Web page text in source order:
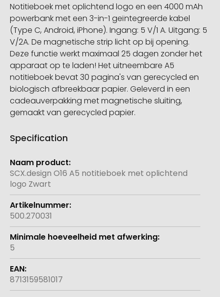
Notitieboek met oplichtend logo en een 4000 mAh
powerbank met een 3-in-1 geïntegreerde kabel
(Type C, Android, iPhone). Ingang: 5 V/1 A. Uitgang: 5
V/2A. De magnetische strip licht op bij opening.
Deze functie werkt maximaal 25 dagen zonder het
apparaat op te laden! Het uitneembare A5
notitieboek bevat 30 pagina's van gerecycled en
biologisch afbreekbaar papier. Geleverd in een
cadeauverpakking met magnetische sluiting,
gemaakt van gerecycled papier.
Specification
Meer
informatie
SCX.design O16 A5 notitieboek met oplichtend
logo Zwart
500.270031
5
8713159581017